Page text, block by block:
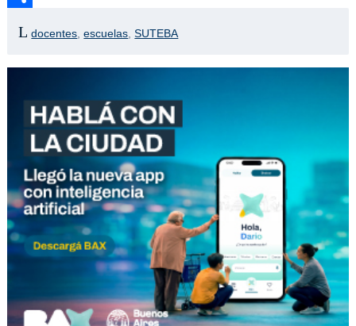
docentes ,escuelas ,SUTEBA